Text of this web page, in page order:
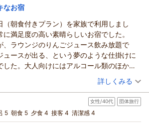
していただき嬉しく思います。
やりんご風呂など、当館ならではのひと
事の疲れを癒す時間になっておりました
てきたい」と思っていただけるような、
あり続けられるよう努めてまいります。
ります。
越しくださいませ。
上委員会
円(大人一人あたり/税込)
ルランドからの返信
より、当館をお選びいただき誠にありが
切な東北旅行のご宿泊先にお選びいただ
お荷物のお手伝いにつきまして、お喜び
タッフ一同大変嬉しく思っております。
でなく泉質や清潔さについてもご満足い
大変光栄でございます。
なお宿
（朝食付きプラン）を家族で利用しまし
満足度の高い素晴らしいお宿でした。
、ラウンジのりんごジュース飲み放題で
ュースが出る、という夢のような仕掛けに
した。大人向けにはアルコール類のほか、
に立ち寄った際にはりんごジュースがなく
念でしたが、タイミングの問題かもしれま
よく、さらにりんごが浮かんでいるのが
（投稿日：2026/04/12）
泊 (子連れ旅行)
お得な10日間】【朝食のみプラン】「マグロの漬
キング♪
和室 朝のみ
詳しくみる
女性/40代 団体旅行
5 朝食 5 夕食 4 接客 4 清潔感 4